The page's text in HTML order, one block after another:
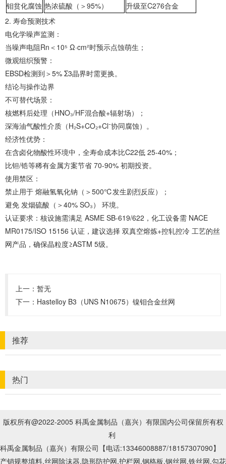
‌钼贫化腐蚀‌ 热浓硫酸（＞95%）
升级至C276合金
2. ‌寿命预测技术‌
‌电化学噪声监测‌：
当噪声电阻Rn＜10⁵ Ω·cm²时预示点蚀萌生；
‌微观组织预警‌：
EBSD检测到＞5% Σ3晶界时需更换。
‌结论与操作边界‌
‌不可替代场景‌：
‌核燃料后处理‌（HNO₃/HF混合酸+辐射场）；
‌深海油气酸性介质‌（H₂S+CO₂+Cl⁻协同腐蚀）。
‌经济性优势‌：
在含卤化物酸性环境中，全寿命成本比C22低 ‌25-40%‌；
比钽/锆等稀有金属方案节省 ‌70-90%‌ 初期投资。
‌使用禁区‌：
禁止用于 ‌熔融氢氧化钠‌（＞500℃发生剧烈反应）；
避免 ‌发烟硫酸（＞40% SO₃）‌ 环境。
‌认证要求‌：核设施需满足 ‌ASME SB-619/622‌，化工设备需 ‌NACE
MR0175/ISO 15156‌ 认证，建议选择 ‌双真空熔炼+控轧控冷‌ 工艺的丝
网产品，确保晶粒度≥ASTM 5级。
上一：暂无
下一： Hastelloy B3（UNS N10675）镍钼合金丝网‌
推荐
热门
版权所有@2022-2005 科禹金属制品（嘉兴）有限国内公司保留所有权
利
科禹金属制品（嘉兴）有限公司【电话:13346008887/18157307090】
产销规整填料,丝网除沫器,隐形防护网,护栏网,钢格板,钢丝网,铁丝网,勾花